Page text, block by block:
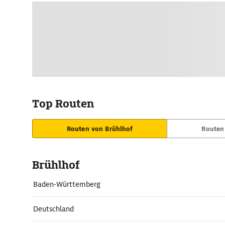
Top Routen
Routen von Brühlhof
Brühlhof
Baden-Württemberg
Deutschland